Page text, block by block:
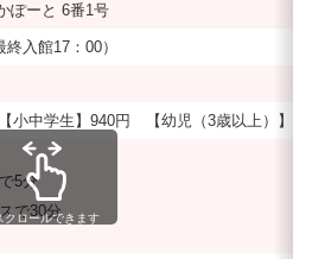
ぽーと 6番1号
入館17：00）
小中学生】940円 【幼児（3歳以上）】
5分
で30分
クロールできます